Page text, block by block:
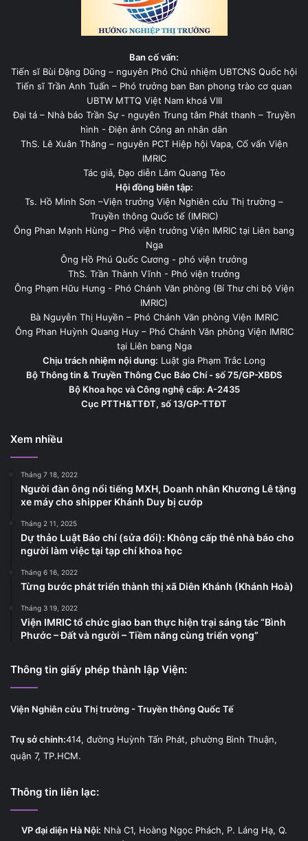
Ban cố vấn:
Tiến sĩ Bùi Đặng Dũng – nguyên Phó Chủ nhiệm UBTCNS Quốc hội
Tiến sĩ Trần Anh Tuấn – Phó trưởng ban Ban phong trào cơ quan
UBTW MTTQ Việt Nam khoá VIII
Đại tá – Nhà báo Trần Sự - nguyên Trung tâm Phát thanh – Truyền
hình - Điện ảnh Công an nhân dân
ThS. Lê Xuân Thăng – nguyên PCT Hiệp hội Vapa, Cố vấn Viện
IMRIC
Tác giả, Đạo diễn Lâm Quang Tèo
Hội đồng biên tập:
Ts. Hồ Minh Sơn –Viện trưởng Viện Nghiên cứu Thị trường –
Truyền thông Quốc tế (IMRIC)
Ông Phan Mạnh Hùng – Phó viện trưởng Viện IMRIC tại Liên bang
Nga
Ông Hồ Phú Quốc Cương - phó viện trưởng
ThS. Trần Thành Vĩnh - Phó viện trưởng
Ông Phạm Hữu Hưng - Phó Chánh Văn phòng (Bí Thư chi bộ Viện
IMRIC)
Bà Nguyễn Thị Huyền – Phó Chánh Văn phòng Viện IMRIC
Ông Phan Huỳnh Quang Huy – Phó Chánh Văn phòng Viện IMRIC
tại Liên bang Nga
Chịu trách nhiệm nội dung: Luật gia Phạm Trắc Long
Bộ Thông tin & Truyền Thông Cục Báo Chí - số 75/GP-XBĐS
Bộ Khoa học và Công nghệ cấp: A-2435
Cục PTTH&TTĐT, số 13/GP-TTĐT
Xem nhiều
Tháng 7 18, 2022
Người đàn ông nổi tiếng MXH, Doanh nhân Khương Lê tặng
xe máy cho shipper Khánh Duy bị cướp
Tháng 2 11, 2025
Dự thảo Luật Báo chí (sửa đổi): Không cấp thẻ nhà báo cho
người làm việc tại tạp chí khoa học
Tháng 6 16, 2022
Từng bước phát triển thành thị xã Diên Khánh (Khánh Hoà)
Tháng 3 19, 2022
Viện IMRIC tổ chức giao ban thực hiện trại sáng tác “Bình
Phước – Đất và người – Tiềm năng cùng triển vọng”
Thông tin giấy phép thành lập Viện:
Viện Nghiên cứu Thị trường - Truyền thông Quốc Tế
Trụ sở chính:414, đường Huỳnh Tấn Phát, phường Bình Thuận,
quận 7, TP.HCM.
Thông tin liên lạc:
VP đại diện Hà Nội: Nhà C1, Hoàng Ngọc Phách, P. Láng Hạ, Q.